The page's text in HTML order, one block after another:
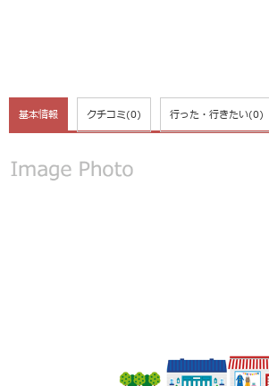
基本情報 クチコミ(0) 行った・行きたい(0)